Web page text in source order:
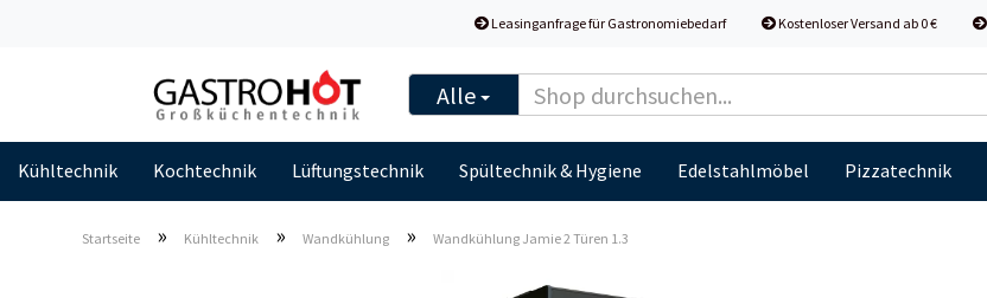
Leasinganfrage für Gastronomiebedarf Kostenloser Versand ab 0 €
Alle
Kühltechnik Kochtechnik Lüftungstechnik Spültechnik & Hygiene Edelstahlmöbel Pizzatechnik
Startseite » Kühltechnik » Wandkühlung » Wandkühlung Jamie 2 Türen 1.3